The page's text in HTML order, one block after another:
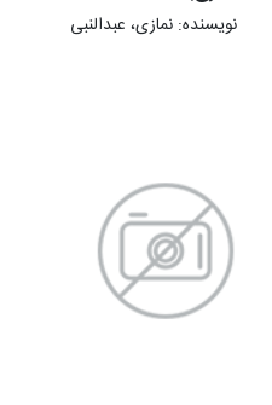
نویسنده: نمازی، عبدالنبی